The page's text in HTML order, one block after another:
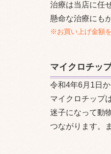
治療は当店に任
懸命な治療にも
※お買い上げ金額
マイクロチッ
令和4年6月1日
マイクロチップ
迷子になって動
つながります。